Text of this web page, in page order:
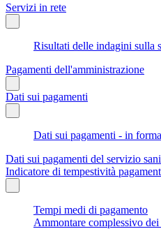
Servizi in rete
Risultati delle indagini sulla
Pagamenti dell'amministrazione
Dati sui pagamenti
Dati sui pagamenti - in
Dati sui pagamenti del servizio
Indicatore di tempestività
Tempi medi di pagamento
Ammontare complessivo